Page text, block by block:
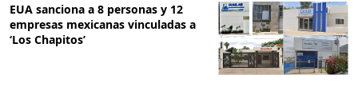
EUA sanciona a 8 personas y 12
empresas mexicanas vinculadas a
‘Los Chapitos’